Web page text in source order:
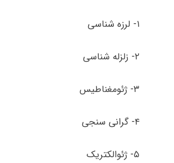
۱- لرزه شناسی
۲- زلزله شناسی
۳- ژئومغناطیس
۴- گرانی­ سنجی
۵- ژئوالکتریک